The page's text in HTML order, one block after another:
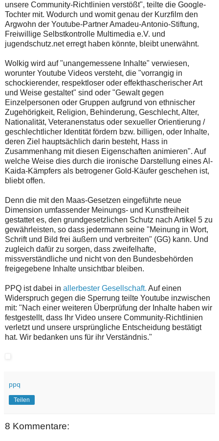
unsere Community-Richtlinien verstößt", teilte die Google-
Tochter mit. Wodurch und womit genau der Kurzfilm den
Argwohn der Youtube-Partner Amadeu-Antonio-Stiftung,
Freiwillige Selbstkontrolle Multimedia e.V. und
jugendschutz.net erregt haben könnte, bleibt unerwähnt.
Wolkig wird auf "unangemessene Inhalte" verwiesen,
worunter Youtube Videos versteht, die "vorrangig in
schockierender, respektloser oder effekthascherischer Art
und Weise gestaltet" sind oder "Gewalt gegen
Einzelpersonen oder Gruppen aufgrund von ethnischer
Zugehörigkeit, Religion, Behinderung, Geschlecht, Alter,
Nationalität, Veteranenstatus oder sexueller Orientierung /
geschlechtlicher Identität fördern bzw. billigen, oder Inhalte,
deren Ziel hauptsächlich darin besteht, Hass in
Zusammenhang mit diesen Eigenschaften animieren". Auf
welche Weise dies durch die ironische Darstellung eines Al-
Kaida-Kämpfers als betrogener Gold-Käufer geschehen ist,
bliebt offen.
Denn die mit den Maas-Gesetzen eingeführte neue
Dimension umfassender Meinungs- und Kunstfreiheit
gestattet es, den grundgesetzlichen Schutz nach Artikel 5 zu
gewährleisten, so dass jedermann seine "Meinung in Wort,
Schrift und Bild frei äußern und verbreiten" (GG) kann. Und
zugleich dafür zu sorgen, dass zweifelhafte,
missverständliche und nicht von den Bundesbehörden
freigegebene Inhalte unsichtbar bleiben.
PPQ ist dabei in allerbester Gesellschaft. Auf einen
Widerspruch gegen die Sperrung teilte Youtube inzwischen
mit: "Nach einer weiteren Überprüfung der Inhalte haben wir
festgestellt, dass Ihr Video unsere Community-Richtlinien
verletzt und unsere ursprüngliche Entscheidung bestätigt
hat. Wir bedanken uns für ihr Verständnis."
ppq
Teilen
8 Kommentare: